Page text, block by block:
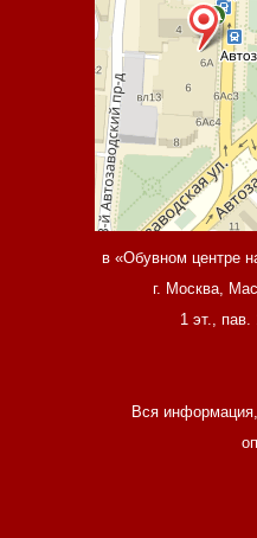
в «Обувном центре
г. Москва,
1 эт., пав.
Вся